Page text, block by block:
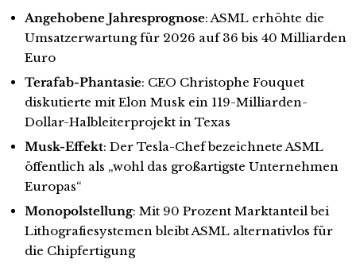
Angehobene Jahresprognose: ASML erhöhte die
Umsatzerwartung für 2026 auf 36 bis 40 Milliarden
Euro
Terafab-Phantasie: CEO Christophe Fouquet
diskutierte mit Elon Musk ein 119-Milliarden-
Dollar-Halbleiterprojekt in Texas
Musk-Effekt: Der Tesla-Chef bezeichnete ASML
öffentlich als „wohl das großartigste Unternehmen
Europas“
Monopolstellung: Mit 90 Prozent Marktanteil bei
Lithografiesystemen bleibt ASML alternativlos für
die Chipfertigung